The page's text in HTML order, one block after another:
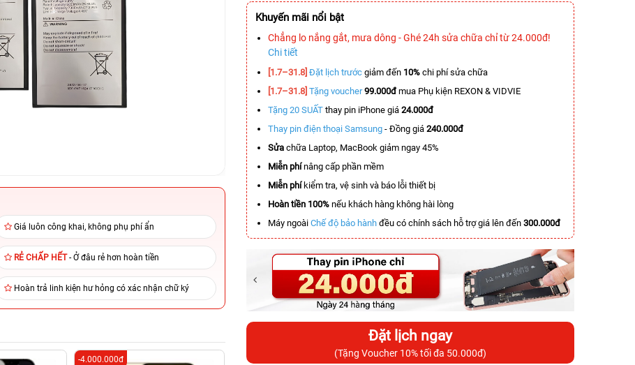
Giá luôn công khai, không phụ phí ẩn
RẺ CHẤP HẾT- Ở đâu rẻ hơn hoàn tiền
Hoàn trả linh kiện hư hỏng có xác nhận chữ ký
-4.000.000đ -11.000.000đ -6.500.000đ -5.800.000đ
Khuyến mãi nổi bật
Chẳng lo nắng gắt, mưa dông - Ghé 24h sửa chữa chỉ từ 24.000đ!
Chi tiết
[1.7–31.8] Đặt lịch trước giảm đến 10% chi phí sửa chữa
[1.7–31.8] Tặng voucher 99.000đmua Phụ kiện REXON & VIDVIE
Tặng 20 SUẤT thay pin iPhone giá 24.000đ
Thay pin điện thoại Samsung - Đồng giá 240.000đ
Sửa chữa Laptop, MacBook giảm ngay 45%
Miễn phínâng cấp phần mềm
Miễn phíkiểm tra, vệ sinh và báo lỗi thiết bị
Hoàn tiền 100% nếu khách hàng không hài lòng
Máy ngoài Chế độ bảo hành đều có chính sách hỗ trợ giá lên đến 300.000đ
Đặt lịch ngay
(Tặng Voucher 10% tối đa 50.000đ)